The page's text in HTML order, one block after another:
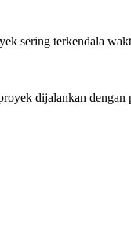
sering terkendala
dijalankan dengan